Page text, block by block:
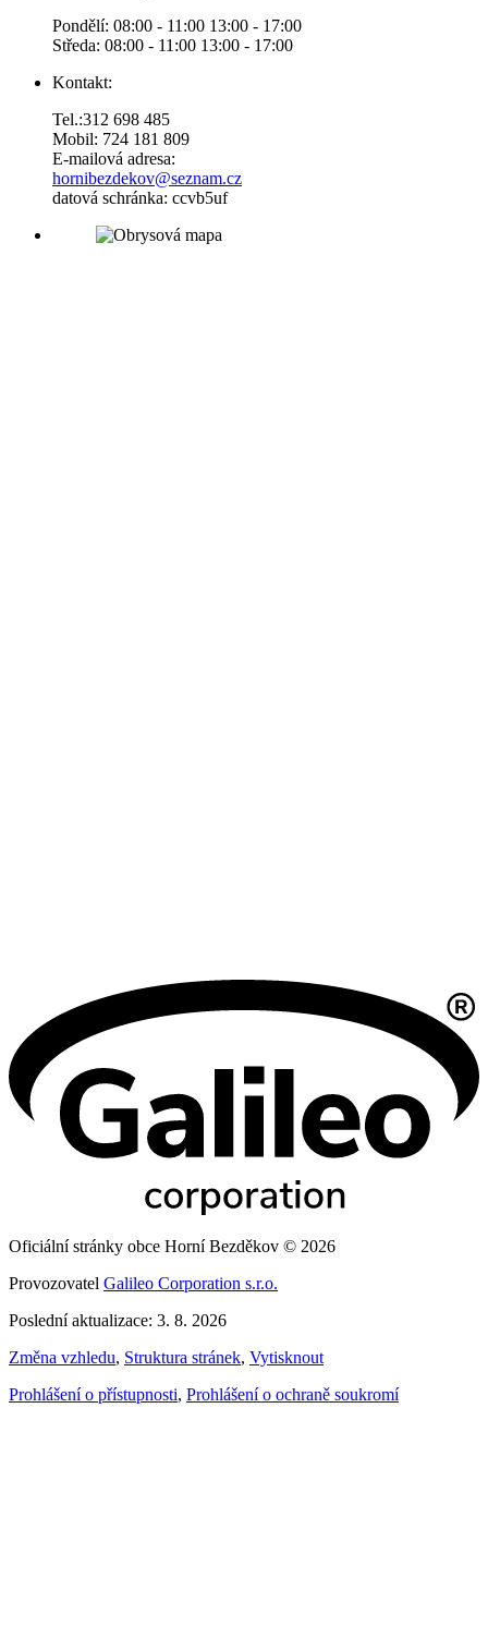
Pondělí: 08:00 - 11:00 13:00 - 17:00
Středa: 08:00 - 11:00 13:00 - 17:00
Kontakt:
Tel.:312 698 485
Mobil: 724 181 809
E-mailová adresa:
hornibezdekov@seznam.cz
datová schránka: ccvb5uf
Oficiální stránky obce Horní Bezděkov © 2026
Provozovatel Galileo Corporation s.r.o.
Poslední aktualizace: 3. 8. 2026
Změna vzhledu, Struktura stránek, Vytisknout
Prohlášení o přístupnosti, Prohlášení o ochraně soukromí